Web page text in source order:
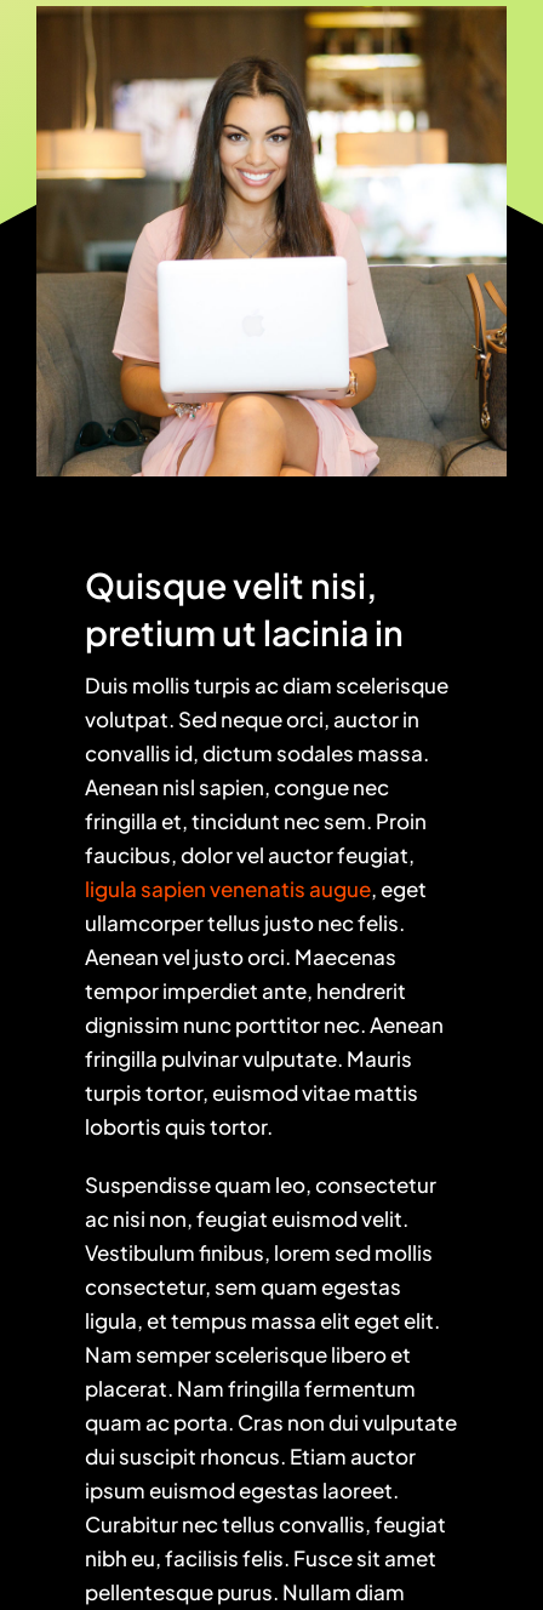
Quisque velit nisi,
pretium ut lacinia in
Duis mollis turpis ac diam scelerisque
volutpat. Sed neque orci, auctor in
convallis id, dictum sodales massa.
Aenean nisl sapien, congue nec
fringilla et, tincidunt nec sem. Proin
faucibus, dolor vel auctor feugiat,
ligula sapien venenatis augue, eget
ullamcorper tellus justo nec felis.
Aenean vel justo orci. Maecenas
tempor imperdiet ante, hendrerit
dignissim nunc porttitor nec. Aenean
fringilla pulvinar vulputate. Mauris
turpis tortor, euismod vitae mattis
lobortis quis tortor.
Suspendisse quam leo, consectetur
ac nisi non, feugiat euismod velit.
Vestibulum finibus, lorem sed mollis
consectetur, sem quam egestas
ligula, et tempus massa elit eget elit.
Nam semper scelerisque libero et
placerat. Nam fringilla fermentum
quam ac porta. Cras non dui vulputate
dui suscipit rhoncus. Etiam auctor
ipsum euismod egestas laoreet.
Curabitur nec tellus convallis, feugiat
nibh eu, facilisis felis. Fusce sit amet
pellentesque purus. Nullam diam